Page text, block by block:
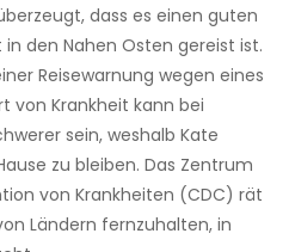
dass es einen guten
den Nahen Osten gereist ist.
Reisewarnung wegen eines
von Krankheit kann bei
sein, weshalb Kate
zu bleiben. Das Zentrum
von Krankheiten (CDC) rät
Ländern fernzuhalten, in